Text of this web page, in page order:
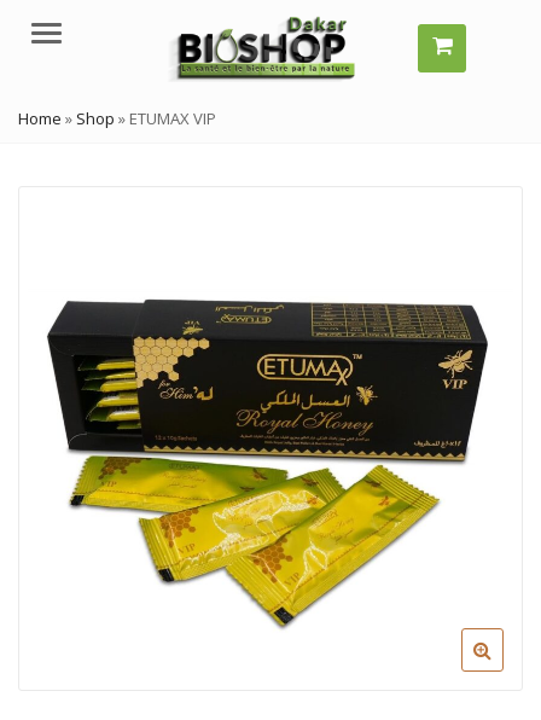
Menu
Home » Shop » ETUMAX VIP